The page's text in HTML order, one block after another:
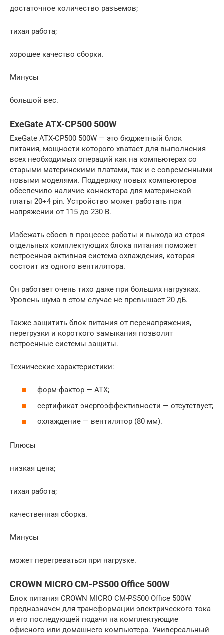
достаточное количество разъемов;
тихая работа;
хорошее качество сборки.
Минусы
большой вес.
ExeGate ATX-CP500 500W
ExeGate ATX-CP500 500W — это бюджетный блок
питания, мощности которого хватает для выполнения
всех необходимых операций как на компьютерах со
старыми материнскими платами, так и с современными
новыми моделями. Поддержку новых компьютеров
обеспечило наличие коннектора для материнской
платы 20+4 pin. Устройство может работать при
напряжении от 115 до 230 В.
Избежать сбоев в процессе работы и выхода из строя
отдельных комплектующих блока питания поможет
встроенная активная система охлаждения, которая
состоит из одного вентилятора.
Он работает очень тихо даже при больших нагрузках.
Уровень шума в этом случае не превышает 20 дБ.
Также защитить блок питания от перенапряжения,
перегрузки и короткого замыкания позволят
встроенные системы защиты.
Технические характеристики:
форм-фактор — АТХ;
сертификат энергоэффективности — отсутствует;
охлаждение — вентилятор (80 мм).
Плюсы
низкая цена;
тихая работа;
качественная сборка.
Минусы
может перегреваться при нагрузке.
CROWN MICRO CM-PS500 Office 500W
Блок питания CROWN MICRO CM-PS500 Office 500W
предназначен для трансформации электрического тока
и его последующей подачи на комплектующие
офисного или домашнего компьютера. Универсальный